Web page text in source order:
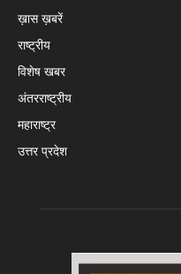
ख़ास ख़बरें
राष्ट्रीय
विशेष खबर
अंतरराष्ट्रीय
महाराष्ट्र
उत्तर प्रदेश